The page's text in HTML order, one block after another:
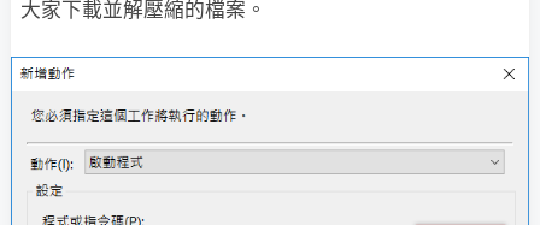
大家下載並解壓縮的檔案。